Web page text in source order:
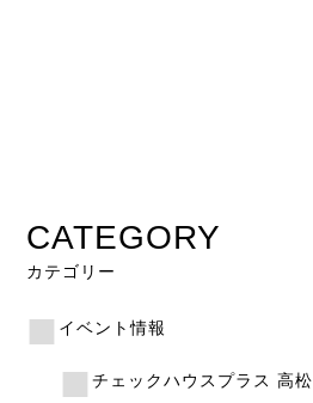
CATEGORY
カテゴリー
イベント情報
チェックハウスプラス 高松